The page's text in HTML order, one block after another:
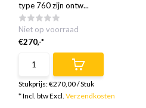
type 760 zijn ontw...
Niet op voorraad
€270,-*
Stukprijs:€270,00/Stuk
* Incl. btw Excl. Verzendkosten